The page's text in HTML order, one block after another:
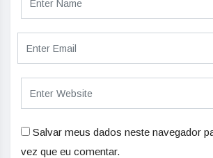
Salvar meus dados neste navegador
vez que eu comentar.